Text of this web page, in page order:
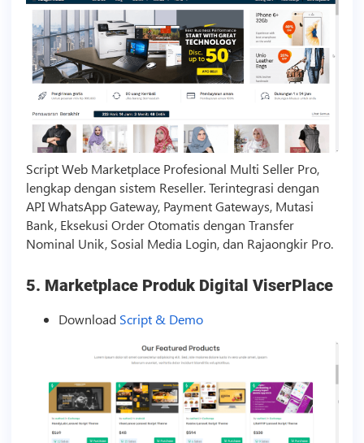
ScriptWeb Marketplace Profesional Multi Seller Pro,
lengkap dengan sistem Reseller. Terintegrasi dengan
API WhatsApp Gateway, Payment Gateways, Mutasi
Bank, Eksekusi Order Otomatis dengan Transfer
Nominal Unik, Sosial Media Login, dan Rajaongkir Pro.
5. Marketplace Produk Digital ViserPlace
Download Script & Demo